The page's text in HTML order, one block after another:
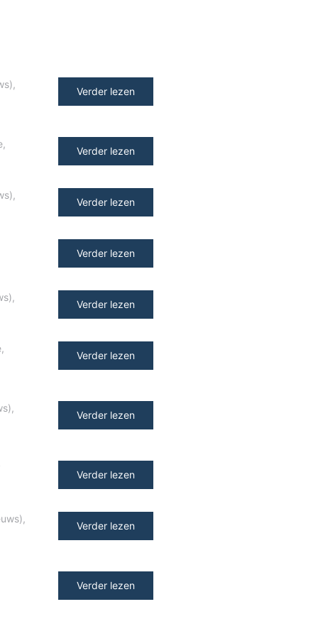
,
Verder lezen
,
Verder lezen
,
Verder lezen
Verder lezen
,
Verder lezen
,
Verder lezen
,
Verder lezen
Verder lezen
,
Verder lezen
Verder lezen